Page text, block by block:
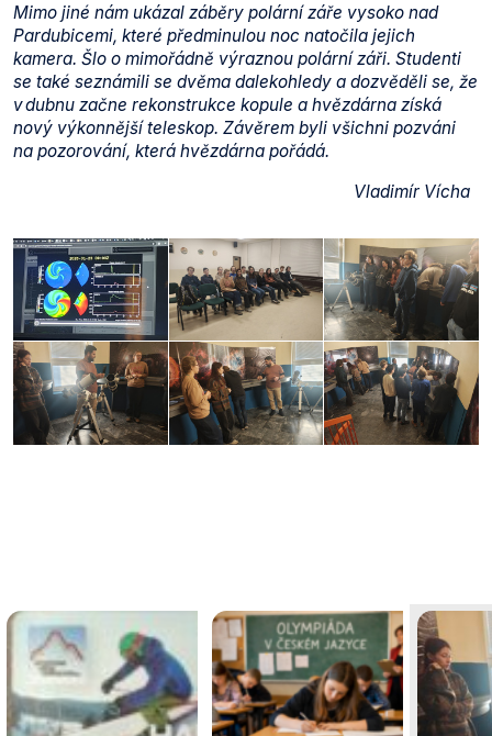
Mimo jiné nám ukázal záběry polární záře vysoko nad
Pardubicemi, které předminulou noc natočila jejich
kamera. Šlo o mimořádně výraznou polární záři. Studenti
se také seznámili se dvěma dalekohledy a dozvěděli se, že
v dubnu začne rekonstrukce kopule a hvězdárna získá
nový výkonnější teleskop. Závěrem byli všichni pozváni
na pozorování, která hvězdárna pořádá.
Vladimír Vícha